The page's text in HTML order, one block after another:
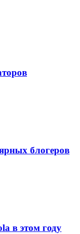
блогеров
в этом году